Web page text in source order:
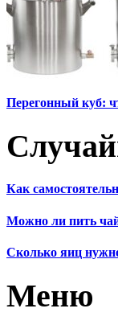
Перегонный куб:
Как
Можно ли пить
Сколько яиц
Меню